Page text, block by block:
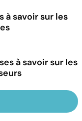
à savoir sur les
à savoir sur les